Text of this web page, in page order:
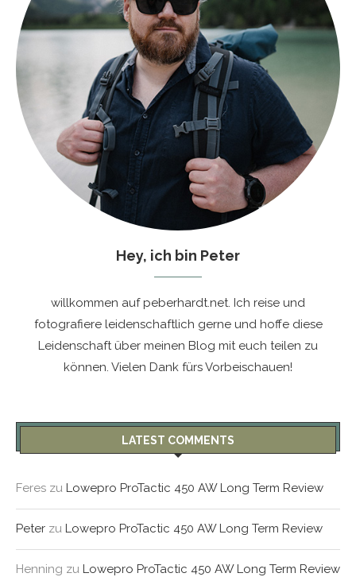
Hey, ich bin Peter
willkommen auf peberhardt.net. Ich reise und
fotografiere leidenschaftlich gerne und hoffe diese
Leidenschaft über meinen Blog mit euch teilen zu
können. Vielen Dank fürs Vorbeischauen!
LATEST COMMENTS
Feres zu Lowepro ProTactic 450 AW Long Term Review
Peter zu Lowepro ProTactic 450 AW Long Term Review
Henning zu Lowepro ProTactic 450 AW Long Term Review